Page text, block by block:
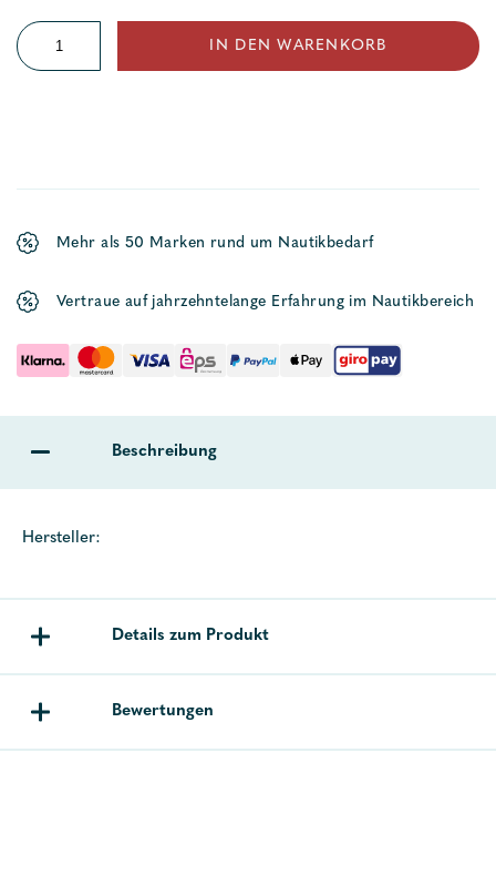
Inspektionsdeckel
einfach
IN DEN WARENKORB
Mehr als 50 Marken rund um Nautikbedarf
Vertraue auf jahrzehntelange Erfahrung im Nautikbereich
Beschreibung
Hersteller:
Details zum Produkt
Bewertungen